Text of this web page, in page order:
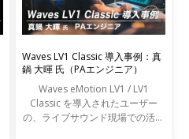
Waves LV1 Classic 導入事例：真
鍋 大暉 氏（PAエンジニア）
Waves eMotion LV1 / LV1
Classic を導入されたユーザー
の、ライブサウンド現場での活用